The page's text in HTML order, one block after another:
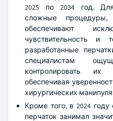
2025 по 2034 год.
сложные процедуры,
обеспечивают
чувствительность и
разработанные
специалистам
контролировать
обеспечивая
хирургических
Кроме того, в 2024 году
перчаток занимал